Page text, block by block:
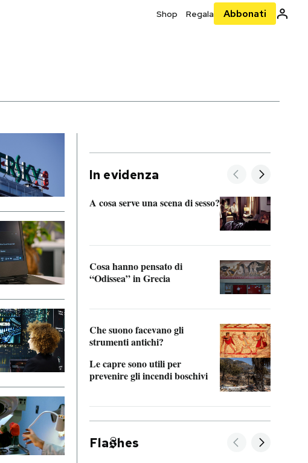
Shop Regala Abbonati
In evidenza
A cosa serve una scena di sesso?
Cosa hanno pensato di
“Odissea” in Grecia
Che suono facevano gli
strumenti antichi?
Le capre sono utili per
prevenire gli incendi boschivi
Fla hes